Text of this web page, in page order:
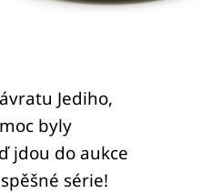
Jediho,
byly
jdou do aukce
série!